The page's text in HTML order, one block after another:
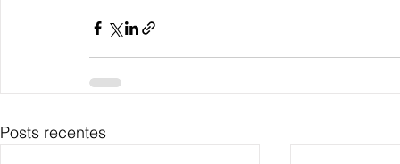
Posts recentes